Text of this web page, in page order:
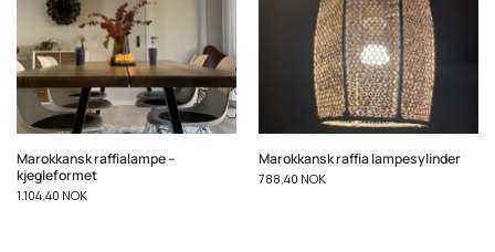
Marokkansk raffialampe –
kjegleformet
1.104,40 NOK
Marokkansk raffia lampesylinder
788,40 NOK